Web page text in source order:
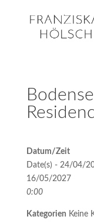
Datum/Zeit
Date(s) - 24/04/
16/05/2027
0:00
Kategorien Keine